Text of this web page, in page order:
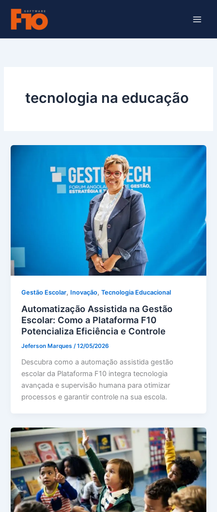
conteúdo
tecnologia na educação
Gestão Escolar, Inovação,Tecnologia Educacional
Automatização Assistida na Gestão
Escolar: Como a Plataforma F10
Potencializa Eficiência e Controle
Jeferson Marques/12/05/2026
Descubra como a automação assistida gestão
escolar da Plataforma F10 integra tecnologia
avançada e supervisão humana para otimizar
processos e garantir controle na sua escola.